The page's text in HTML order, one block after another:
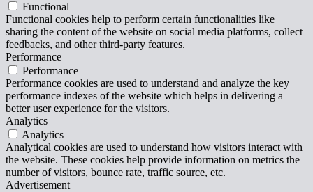
Functional
Functional cookies help to perform certain functionalities like
sharing the content of the website on social media platforms, collect
feedbacks, and other third-party features.
Performance
Performance
Performance cookies are used to understand and analyze the key
performance indexes of the website which helps in delivering a
better user experience for the visitors.
Analytics
Analytics
Analytical cookies are used to understand how visitors interact with
the website. These cookies help provide information on metrics the
number of visitors, bounce rate, traffic source, etc.
Advertisement